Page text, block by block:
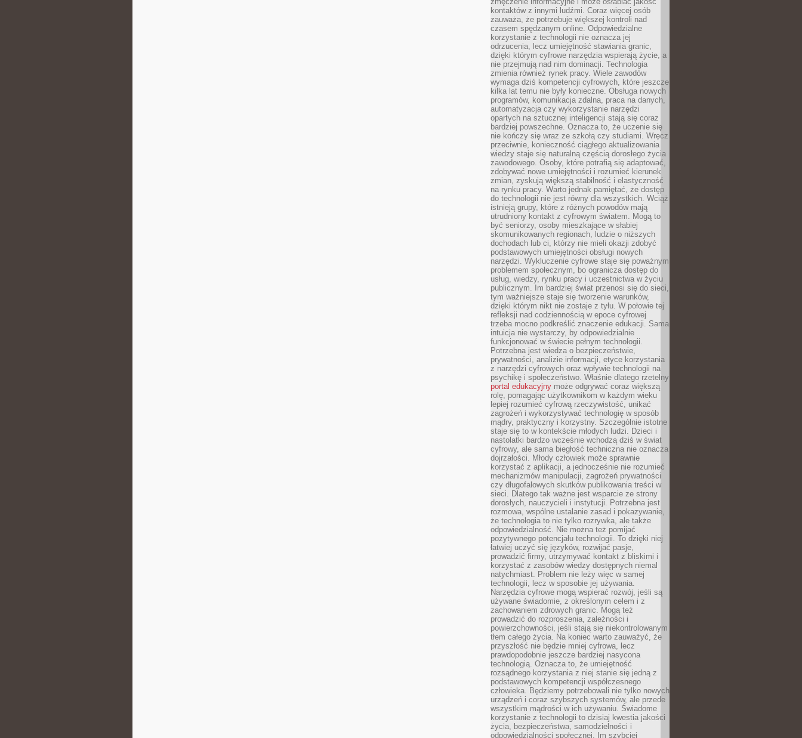
kontaktów z innymi ludźmi. Coraz więcej osób
zauważa, że potrzebuje większej kontroli nad
czasem spędzanym online. Odpowiedzialne
korzystanie z technologii nie oznacza jej
odrzucenia, lecz umiejętność stawiania granic,
dzięki którym cyfrowe narzędzia wspierają życie, a
nie przejmują nad nim dominacji. Technologia
zmienia również rynek pracy. Wiele zawodów
wymaga dziś kompetencji cyfrowych, które jeszcze
kilka lat temu nie były konieczne. Obsługa nowych
programów, komunikacja zdalna, praca na danych,
automatyzacja czy wykorzystanie narzędzi
opartych na sztucznej inteligencji stają się coraz
bardziej powszechne. Oznacza to, że uczenie się
nie kończy się wraz ze szkołą czy studiami. Wręcz
przeciwnie, konieczność ciągłego aktualizowania
wiedzy staje się naturalną częścią dorosłego życia
zawodowego. Osoby, które potrafią się adaptować,
zdobywać nowe umiejętności i rozumieć kierunek
zmian, zyskują większą stabilność i elastyczność
na rynku pracy. Warto jednak pamiętać, że dostęp
do technologii nie jest równy dla wszystkich. Wciąż
istnieją grupy, które z różnych powodów mają
utrudniony kontakt z cyfrowym światem. Mogą to
być seniorzy, osoby mieszkające w słabiej
skomunikowanych regionach, ludzie o niższych
dochodach lub ci, którzy nie mieli okazji zdobyć
podstawowych umiejętności obsługi nowych
narzędzi. Wykluczenie cyfrowe staje się poważnym
problemem społecznym, bo ogranicza dostęp do
usług, wiedzy, rynku pracy i uczestnictwa w życiu
publicznym. Im bardziej świat przenosi się do sieci,
tym ważniejsze staje się tworzenie warunków,
dzięki którym nikt nie zostaje z tyłu. W połowie tej
refleksji nad codziennością w epoce cyfrowej
trzeba mocno podkreślić znaczenie edukacji. Sama
intuicja nie wystarczy, by odpowiedzialnie
funkcjonować w świecie pełnym technologii.
Potrzebna jest wiedza o bezpieczeństwie,
prywatności, analizie informacji, etyce korzystania
z narzędzi cyfrowych oraz wpływie technologii na
psychikę i społeczeństwo. Właśnie dlatego rzetelny
portal edukacyjny może odgrywać coraz większą
rolę, pomagając użytkownikom w każdym wieku
lepiej rozumieć cyfrową rzeczywistość, unikać
zagrożeń i wykorzystywać technologię w sposób
mądry, praktyczny i korzystny. Szczególnie istotne
staje się to w kontekście młodych ludzi. Dzieci i
nastolatki bardzo wcześnie wchodzą dziś w świat
cyfrowy, ale sama biegłość techniczna nie oznacza
dojrzałości. Młody człowiek może sprawnie
korzystać z aplikacji, a jednocześnie nie rozumieć
mechanizmów manipulacji, zagrożeń prywatności
czy długofalowych skutków publikowania treści w
sieci. Dlatego tak ważne jest wsparcie ze strony
dorosłych, nauczycieli i instytucji. Potrzebna jest
rozmowa, wspólne ustalanie zasad i pokazywanie,
że technologia to nie tylko rozrywka, ale także
odpowiedzialność. Nie można też pomijać
pozytywnego potencjału technologii. To dzięki niej
łatwiej uczyć się języków, rozwijać pasje,
prowadzić firmy, utrzymywać kontakt z bliskimi i
korzystać z zasobów wiedzy dostępnych niemal
natychmiast. Problem nie leży więc w samej
technologii, lecz w sposobie jej używania.
Narzędzia cyfrowe mogą wspierać rozwój, jeśli są
używane świadomie, z określonym celem i z
zachowaniem zdrowych granic. Mogą też
prowadzić do rozproszenia, zależności i
powierzchowności, jeśli stają się niekontrolowanym
tłem całego życia. Na koniec warto zauważyć, że
przyszłość nie będzie mniej cyfrowa, lecz
prawdopodobnie jeszcze bardziej nasycona
technologią. Oznacza to, że umiejętność
rozsądnego korzystania z niej stanie się jedną z
podstawowych kompetencji współczesnego
człowieka. Będziemy potrzebowali nie tylko nowych
urządzeń i coraz szybszych systemów, ale przede
wszystkim mądrości w ich używaniu. Świadome
korzystanie z technologii to dzisiaj kwestia jakości
życia, bezpieczeństwa, samodzielności i
odpowiedzialności społecznej. Im szybciej